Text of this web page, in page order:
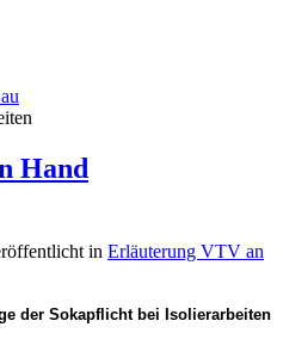
Hand
in Erläuterung VTV an
der Sokapflicht bei Isolierarbeiten